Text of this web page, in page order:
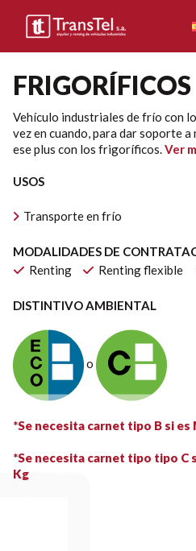
FRIGORÍFICOS
Vehículo industriales de frío con
vez en cuando, para dar soporte
ese plus con los frigoríficos.Ver
USOS
Transporte en frío
MODALIDADES DE
Renting
Renting flexible
DISTINTIVO AMBIENTAL
o
*Se necesita carnet tipo B si es
*Se necesita carnet tipo tipo C
Kg